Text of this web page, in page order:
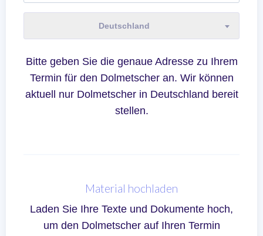
Deutschland
Bitte geben Sie die genaue Adresse zu Ihrem
Termin für den Dolmetscher an. Wir können
aktuell nur Dolmetscher in Deutschland bereit
stellen.
Material hochladen
Laden Sie Ihre Texte und Dokumente hoch,
um den Dolmetscher auf Ihren Termin